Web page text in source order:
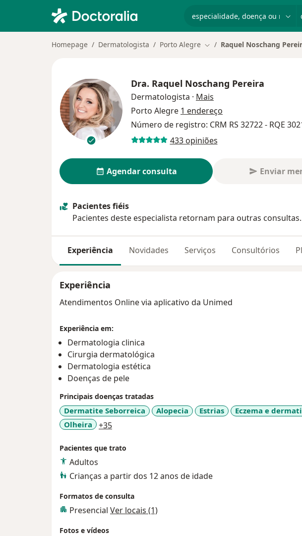
Homepage Dermatologista Porto Alegre Mudar de cidade
Raquel Noschang
Dra. Raquel Noschang Pereira
Dermatologista · Mais
Porto Alegre 1 endereço
Número de registro: CRM RS 32722 - RQE
433 opiniões
Agendar consulta Enviar
Pacientes fiéis
Pacientes deste especialista retornam para outras consultas.
Experiência Novidades Serviços Consultórios
Experiência
Atendimentos Online via aplicativo da Unimed
Experiência em:
Dermatologia clinica
Cirurgia dermatológica
Dermatologia estética
Doenças de pele
Principais doenças tratadas
Dermatite Seborreica Alopecia Estrias
Eczema e
Olheira
+35a11y_sr_more_diseases
Pacientes que trato
Adultos
Crianças a partir dos 12 anos de idade
Formatos de consulta
Presencial Ver locais (1)
Fotos e vídeos